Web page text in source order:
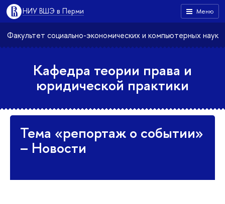
Меню
НИУ ВШЭ в Перми
Факультет социально-экономических и компьютерных наук
Кафедра теории права и
юридической практики
Тема «репортаж о событии»
– Новости